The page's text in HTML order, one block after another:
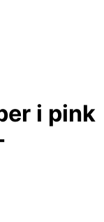
i pink